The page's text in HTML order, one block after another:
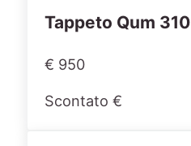
Tappeto Qum 310
€ 950
Scontato €